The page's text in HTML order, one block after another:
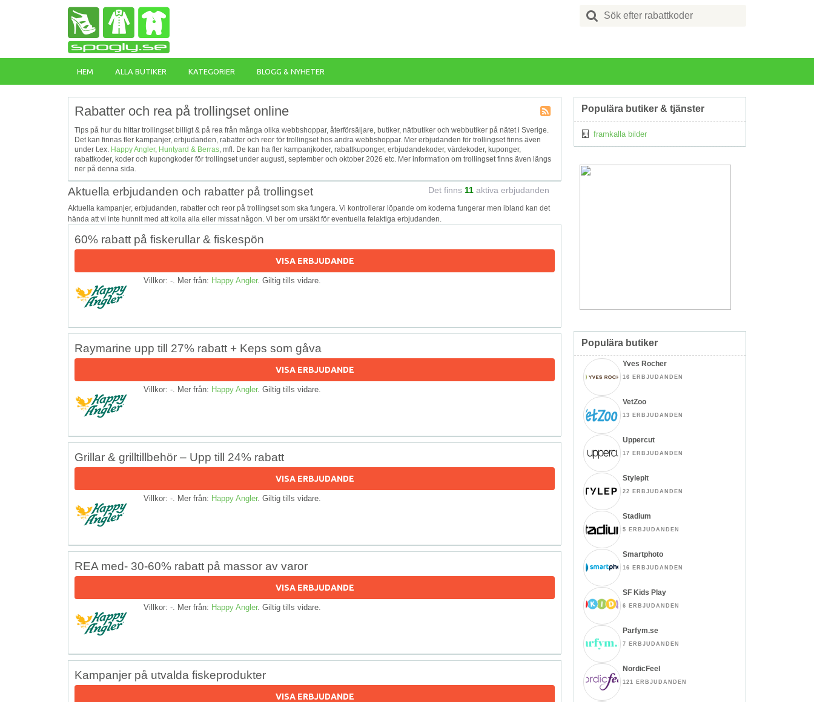
Search
for:
HEM ALLA BUTIKER KATEGORIER BLOGG & NYHETER
Tagg
Rabatter och rea på trollingset online
Tips på hur du hittar trollingset billigt & på rea från många olika webbshoppar, återförsäljare, butiker, nätbutiker och webbutiker på nätet i Sverige.
Det kan finnas fler kampanjer, erbjudanden, rabatter och reor för trollingset hos andra webbshoppar. Mer erbjudanden för trollingset finns även
under t.ex. Happy Angler, Huntyard & Berras, mfl. De kan ha fler kampanjkoder, rabattkuponger, erbjudandekoder, värdekoder, kuponger,
rabattkoder, koder och kupongkoder för trollingset under augusti, september och oktober 2026 etc. Mer information om trollingset finns även längs
ner på denna sida.
Aktuella erbjudanden och rabatter på trollingset Det finns 11 aktiva erbjudanden
Aktuella kampanjer, erbjudanden, rabatter och reor på trollingset som ska fungera. Vi kontrollerar löpande om koderna fungerar men ibland kan det
hända att vi inte hunnit med att kolla alla eller missat någon. Vi ber om ursäkt för eventuella felaktiga erbjudanden.
60% rabatt på fiskerullar & fiskespön
VISA ERBJUDANDE
Villkor: -. Mer från: Happy Angler. Giltig tills vidare.
Raymarine upp till 27% rabatt + Keps som gåva
VISA ERBJUDANDE
Villkor: -. Mer från: Happy Angler. Giltig tills vidare.
Grillar & grilltillbehör – Upp till 24% rabatt
VISA ERBJUDANDE
Villkor: -. Mer från: Happy Angler. Giltig tills vidare.
REA med- 30-60% rabatt på massor av varor
VISA ERBJUDANDE
Villkor: -. Mer från: Happy Angler. Giltig tills vidare.
Kampanjer på utvalda fiskeprodukter
VISA ERBJUDANDE
Populära butiker & tjänster
framkalla bilder
Populära butiker
Yves Rocher
16 ERBJUDANDEN
VetZoo
13 ERBJUDANDEN
Uppercut
17 ERBJUDANDEN
Stylepit
22 ERBJUDANDEN
Stadium
5 ERBJUDANDEN
Smartphoto
16 ERBJUDANDEN
SF Kids Play
6 ERBJUDANDEN
Parfym.se
7 ERBJUDANDEN
NordicFeel
121 ERBJUDANDEN